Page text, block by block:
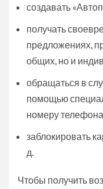
создавать
получать
предложениях,
общих, но и
обращаться в
помощью
номеру
заблокировать
д.
Чтобы получить